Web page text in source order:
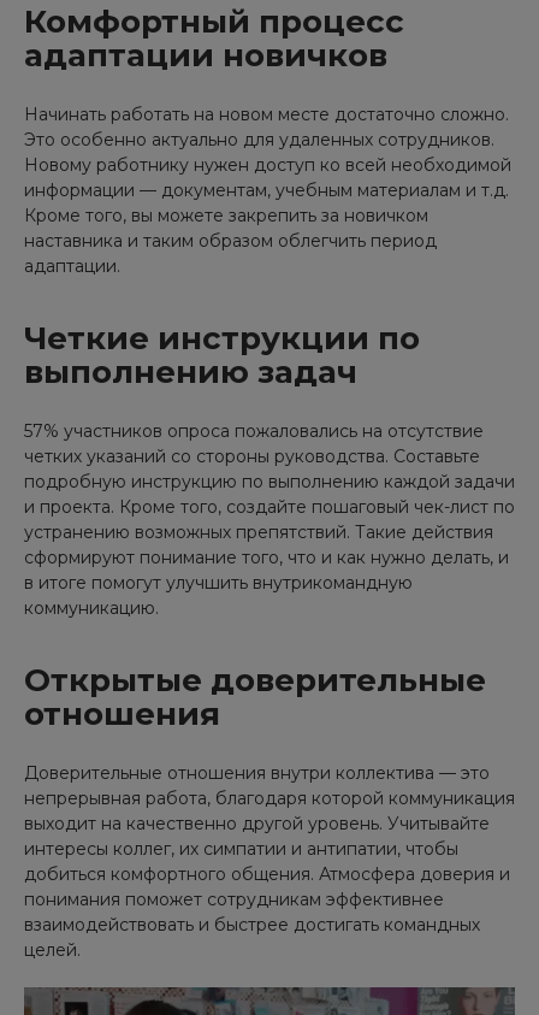
Комфортный процесс
адаптации новичков
Начинать работать на новом месте достаточно сложно.
Это особенно актуально для удаленных сотрудников.
Новому работнику нужен доступ ко всей необходимой
информации — документам, учебным материалам и т.д.
Кроме того, вы можете закрепить за новичком
наставника и таким образом облегчить период
адаптации.
Четкие инструкции по
выполнению задач
57% участников опроса пожаловались на отсутствие
четких указаний со стороны руководства. Составьте
подробную инструкцию по выполнению каждой задачи
и проекта. Кроме того, создайте пошаговый чек-лист по
устранению возможных препятствий. Такие действия
сформируют понимание того, что и как нужно делать, и
в итоге помогут улучшить внутрикомандную
коммуникацию.
Открытые доверительные
отношения
Доверительные отношения внутри коллектива — это
непрерывная работа, благодаря которой коммуникация
выходит на качественно другой уровень. Учитывайте
интересы коллег, их симпатии и антипатии, чтобы
добиться комфортного общения. Атмосфера доверия и
понимания поможет сотрудникам эффективнее
взаимодействовать и быстрее достигать командных
целей.